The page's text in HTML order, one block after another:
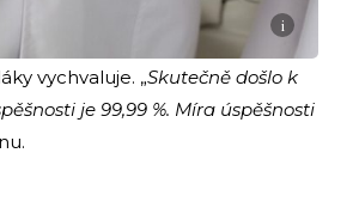
i
vychvaluje. „Skutečně došlo k
je 99,99 %. Míra úspěšnosti